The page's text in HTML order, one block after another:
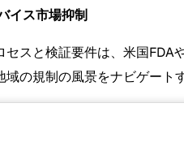
イス市場抑制
スと検証要件は、米国
の規制の風景をナビゲート